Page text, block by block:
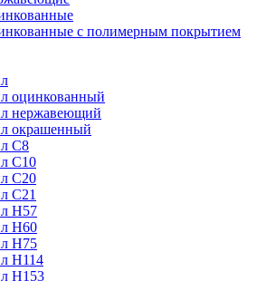
с полимерным покрытием
оцинкованный
нержавеющий
окрашенный
С8
С10
С20
С21
Н57
Н60
Н75
Н114
Н153